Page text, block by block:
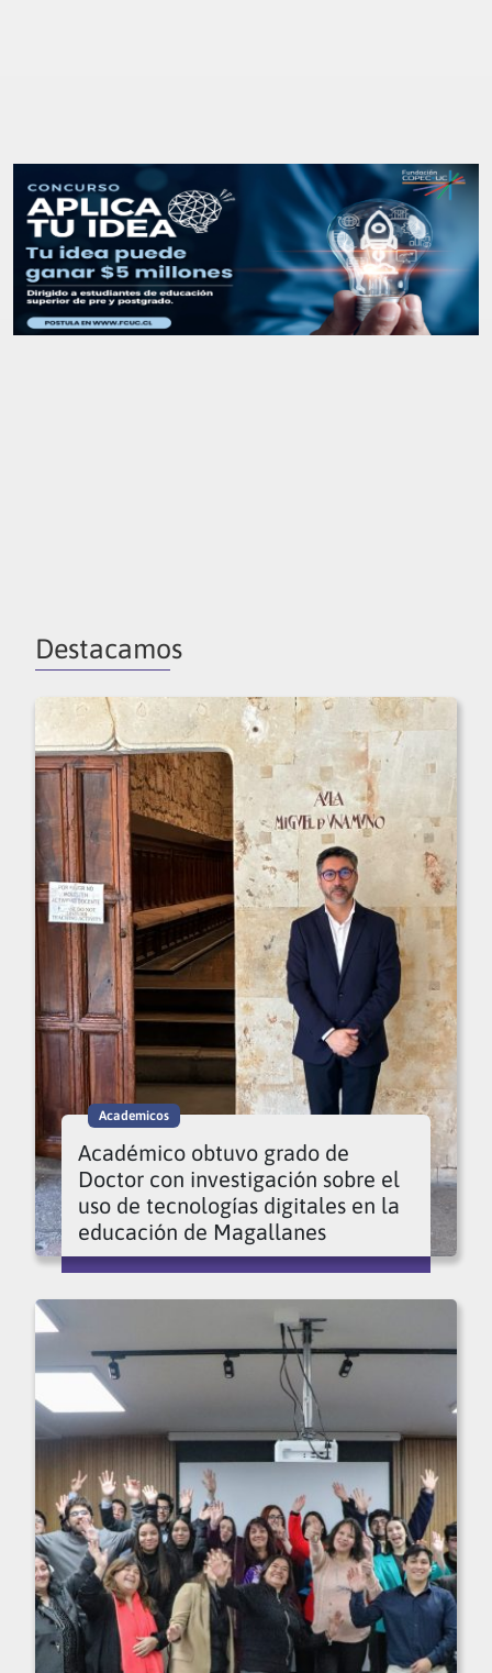
Destacamos
Academicos
Académico obtuvo grado de
Doctor con investigación sobre el
uso de tecnologías digitales en la
educación de Magallanes